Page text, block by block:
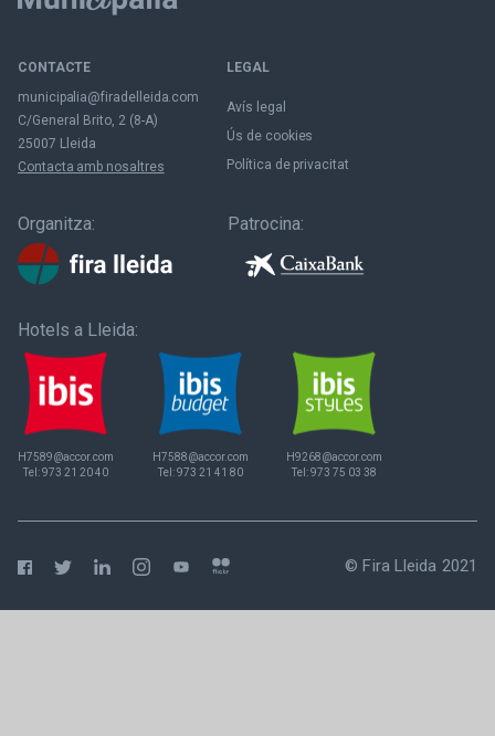
CONTACTE
municipalia@firadelleida.com
C/General Brito, 2 (8-A)
25007 Lleida
Contacta amb nosaltres
LEGAL
Avís legal
Ús de cookies
Política de privacitat
Organitza: Patrocina:
Hotels a Lleida:
H7589@accor.com
Tel:973 21 20 40
H7588@accor.com
Tel:973 21 41 80
H9268@accor.com
Tel:973 75 03 38
© Fira Lleida 2021